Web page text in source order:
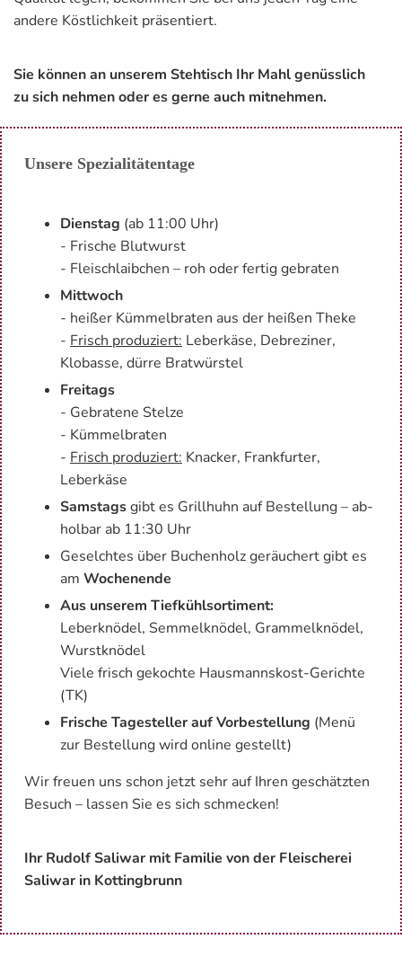
an­de­re Köst­lich­keit prä­sen­tiert.
Sie kön­nen an un­se­rem Steh­tisch Ihr Mahl ge­nüss­lich
zu sich neh­men oder es gerne auch mit­neh­men.
Unsere Spezialitätentage
Dienstag (ab 11:00 Uhr)
- Frische Blutwurst
- Fleischlaibchen – roh oder fertig gebraten
Mittwoch
- heißer Kümmelbraten aus der heißen Theke
- Frisch produziert: Leberkäse, Debreziner,
Klobasse, dürre Bratwürstel
Frei­tags
- Gebratene Stelze
- Kümmelbraten
- Frisch produziert: Knacker, Frankfurter,
Leberkäse
Sams­tagsgibt es Grill­huhn auf Be­stel­lung – ab­
hol­bar ab 11:30 Uhr
Ge­selch­tes über Bu­chen­holz ge­räu­chert gibt es
am Wo­chen­en­de
Aus unserem Tiefkühlsortiment:
Leberknödel, Semmelknödel, Grammelknödel,
Wurstknödel
Viele frisch gekochte Hausmannskost-Gerichte
(TK)
Fri­sche Ta­gestel­ler auf Vor­be­stel­lung (Menü
zur Be­stel­lung wird on­line ge­stellt)
Wir freu­en uns schon jetzt sehr auf Ihren ge­schätz­ten
Be­such – las­sen Sie es sich schme­cken!
Ihr Ru­dolf Sa­li­war mit Fa­mi­lie von der Flei­sche­rei
Sa­li­war in Kot­ting­brunn